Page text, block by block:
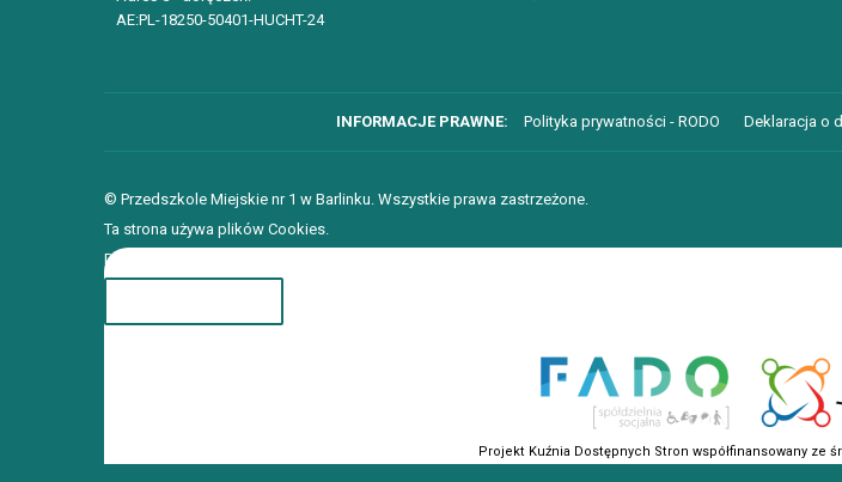
AE:PL-18250-50401-HUCHT-24
Polityka prywatności - RODO Deklaracja o
© Przedszkole Miejskie nr 1 w Barlinku. Wszystkie prawa zastrzeżone.
Ta strona używa plików Cookies.
Dowiedz się więcej o celu ich używania i możliwości zmiany ustawień Cookies w przeglądarce.
Projekt Kuźnia Dostępnych Stron współfinansowany ze